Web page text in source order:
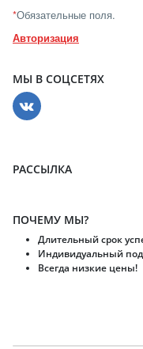
*Обязательные поля.
Авторизация
МЫ В СОЦСЕТЯХ
РАССЫЛКА
ПОЧЕМУ МЫ?
Длительный срок
Индивидуальный
Всегда низкие цены!